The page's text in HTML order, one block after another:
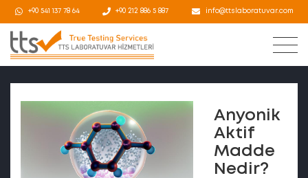
+90 541 137 78 64 +90 212 886 5 887 info@ttslaboratuvar.com
Anyonik
Aktif
Madde
Nedir?